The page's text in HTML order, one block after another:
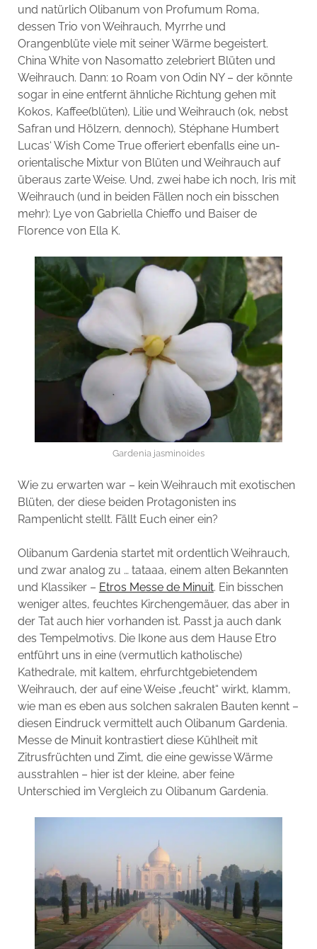
und natürlich Olibanum von Profumum Roma,
dessen Trio von Weihrauch, Myrrhe und
Orangenblüte viele mit seiner Wärme begeistert.
China White von Nasomatto zelebriert Blüten und
Weihrauch. Dann: 10 Roam von Odin NY – der könnte
sogar in eine entfernt ähnliche Richtung gehen mit
Kokos, Kaffee(blüten), Lilie und Weihrauch (ok, nebst
Safran und Hölzern, dennoch), Stéphane Humbert
Lucas‘ Wish Come True offeriert ebenfalls eine un-
orientalische Mixtur von Blüten und Weihrauch auf
überaus zarte Weise. Und, zwei habe ich noch, Iris mit
Weihrauch (und in beiden Fällen noch ein bisschen
mehr): Lye von Gabriella Chieffo und Baiser de
Florence von Ella K.
Gardenia jasminoides
Wie zu erwarten war – kein Weihrauch mit exotischen
Blüten, der diese beiden Protagonisten ins
Rampenlicht stellt. Fällt Euch einer ein?
Olibanum Gardenia startet mit ordentlich Weihrauch,
und zwar analog zu … tataaa, einem alten Bekannten
und Klassiker – Etros Messe de Minuit. Ein bisschen
weniger altes, feuchtes Kirchengemäuer, das aber in
der Tat auch hier vorhanden ist. Passt ja auch dank
des Tempelmotivs. Die Ikone aus dem Hause Etro
entführt uns in eine (vermutlich katholische)
Kathedrale, mit kaltem, ehrfurchtgebietendem
Weihrauch, der auf eine Weise „feucht“ wirkt, klamm,
wie man es eben aus solchen sakralen Bauten kennt –
diesen Eindruck vermittelt auch Olibanum Gardenia.
Messe de Minuit kontrastiert diese Kühlheit mit
Zitrusfrüchten und Zimt, die eine gewisse Wärme
ausstrahlen – hier ist der kleine, aber feine
Unterschied im Vergleich zu Olibanum Gardenia.